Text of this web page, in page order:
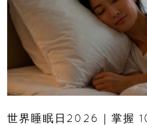
世界睡眠日2026｜掌握